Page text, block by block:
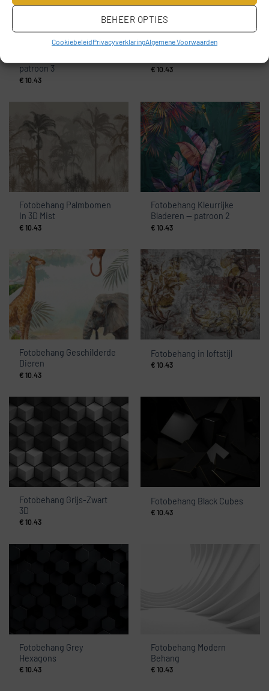
BEHEER OPTIES
CookiebeleidPrivacyverklaringAlgemene Voorwaarden
Fotobehang Groene
patroon 3
€ 10.43
Fotobehang Graphics van
€ 10.43
Fotobehang Palmbomen
In 3D Mist
€ 10.43
Fotobehang Kleurrijke
Bladeren — patroon 2
€ 10.43
Fotobehang Geschilderde
Dieren
€ 10.43
Fotobehang in loftstijl
€ 10.43
Fotobehang Grijs-Zwart
3D
€ 10.43
Fotobehang Black Cubes
€ 10.43
Fotobehang Grey
Hexagons
€ 10.43
Fotobehang Modern
Behang
€ 10.43